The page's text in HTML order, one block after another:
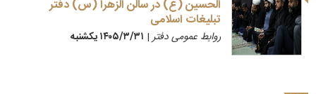
الحسین (ع) در سالن الزهرا (س) دفتر
تبلیغات اسلامی
روابط عمومی دفتر| ۱۴۰۵/۳/۳۱ يكشنبه